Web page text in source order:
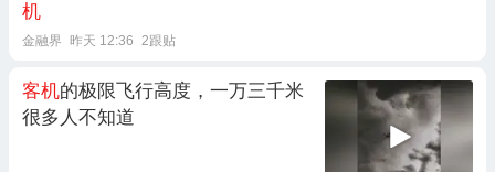
机
金融界 昨天 12:36 2跟贴
客机的极限飞行高度，一万三千米
很多人不知道